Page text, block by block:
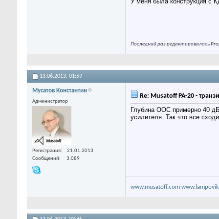
Последний раз редактировалось
13.06.2013, 01:59
Мусатов Константин
Администратор
Регистрация
21.01.2013
Сообщений
3,089
Re: Musatoff PA-20 -
Глубина ООС примерно 40
усилителя. Так что все
www.musatoff.com